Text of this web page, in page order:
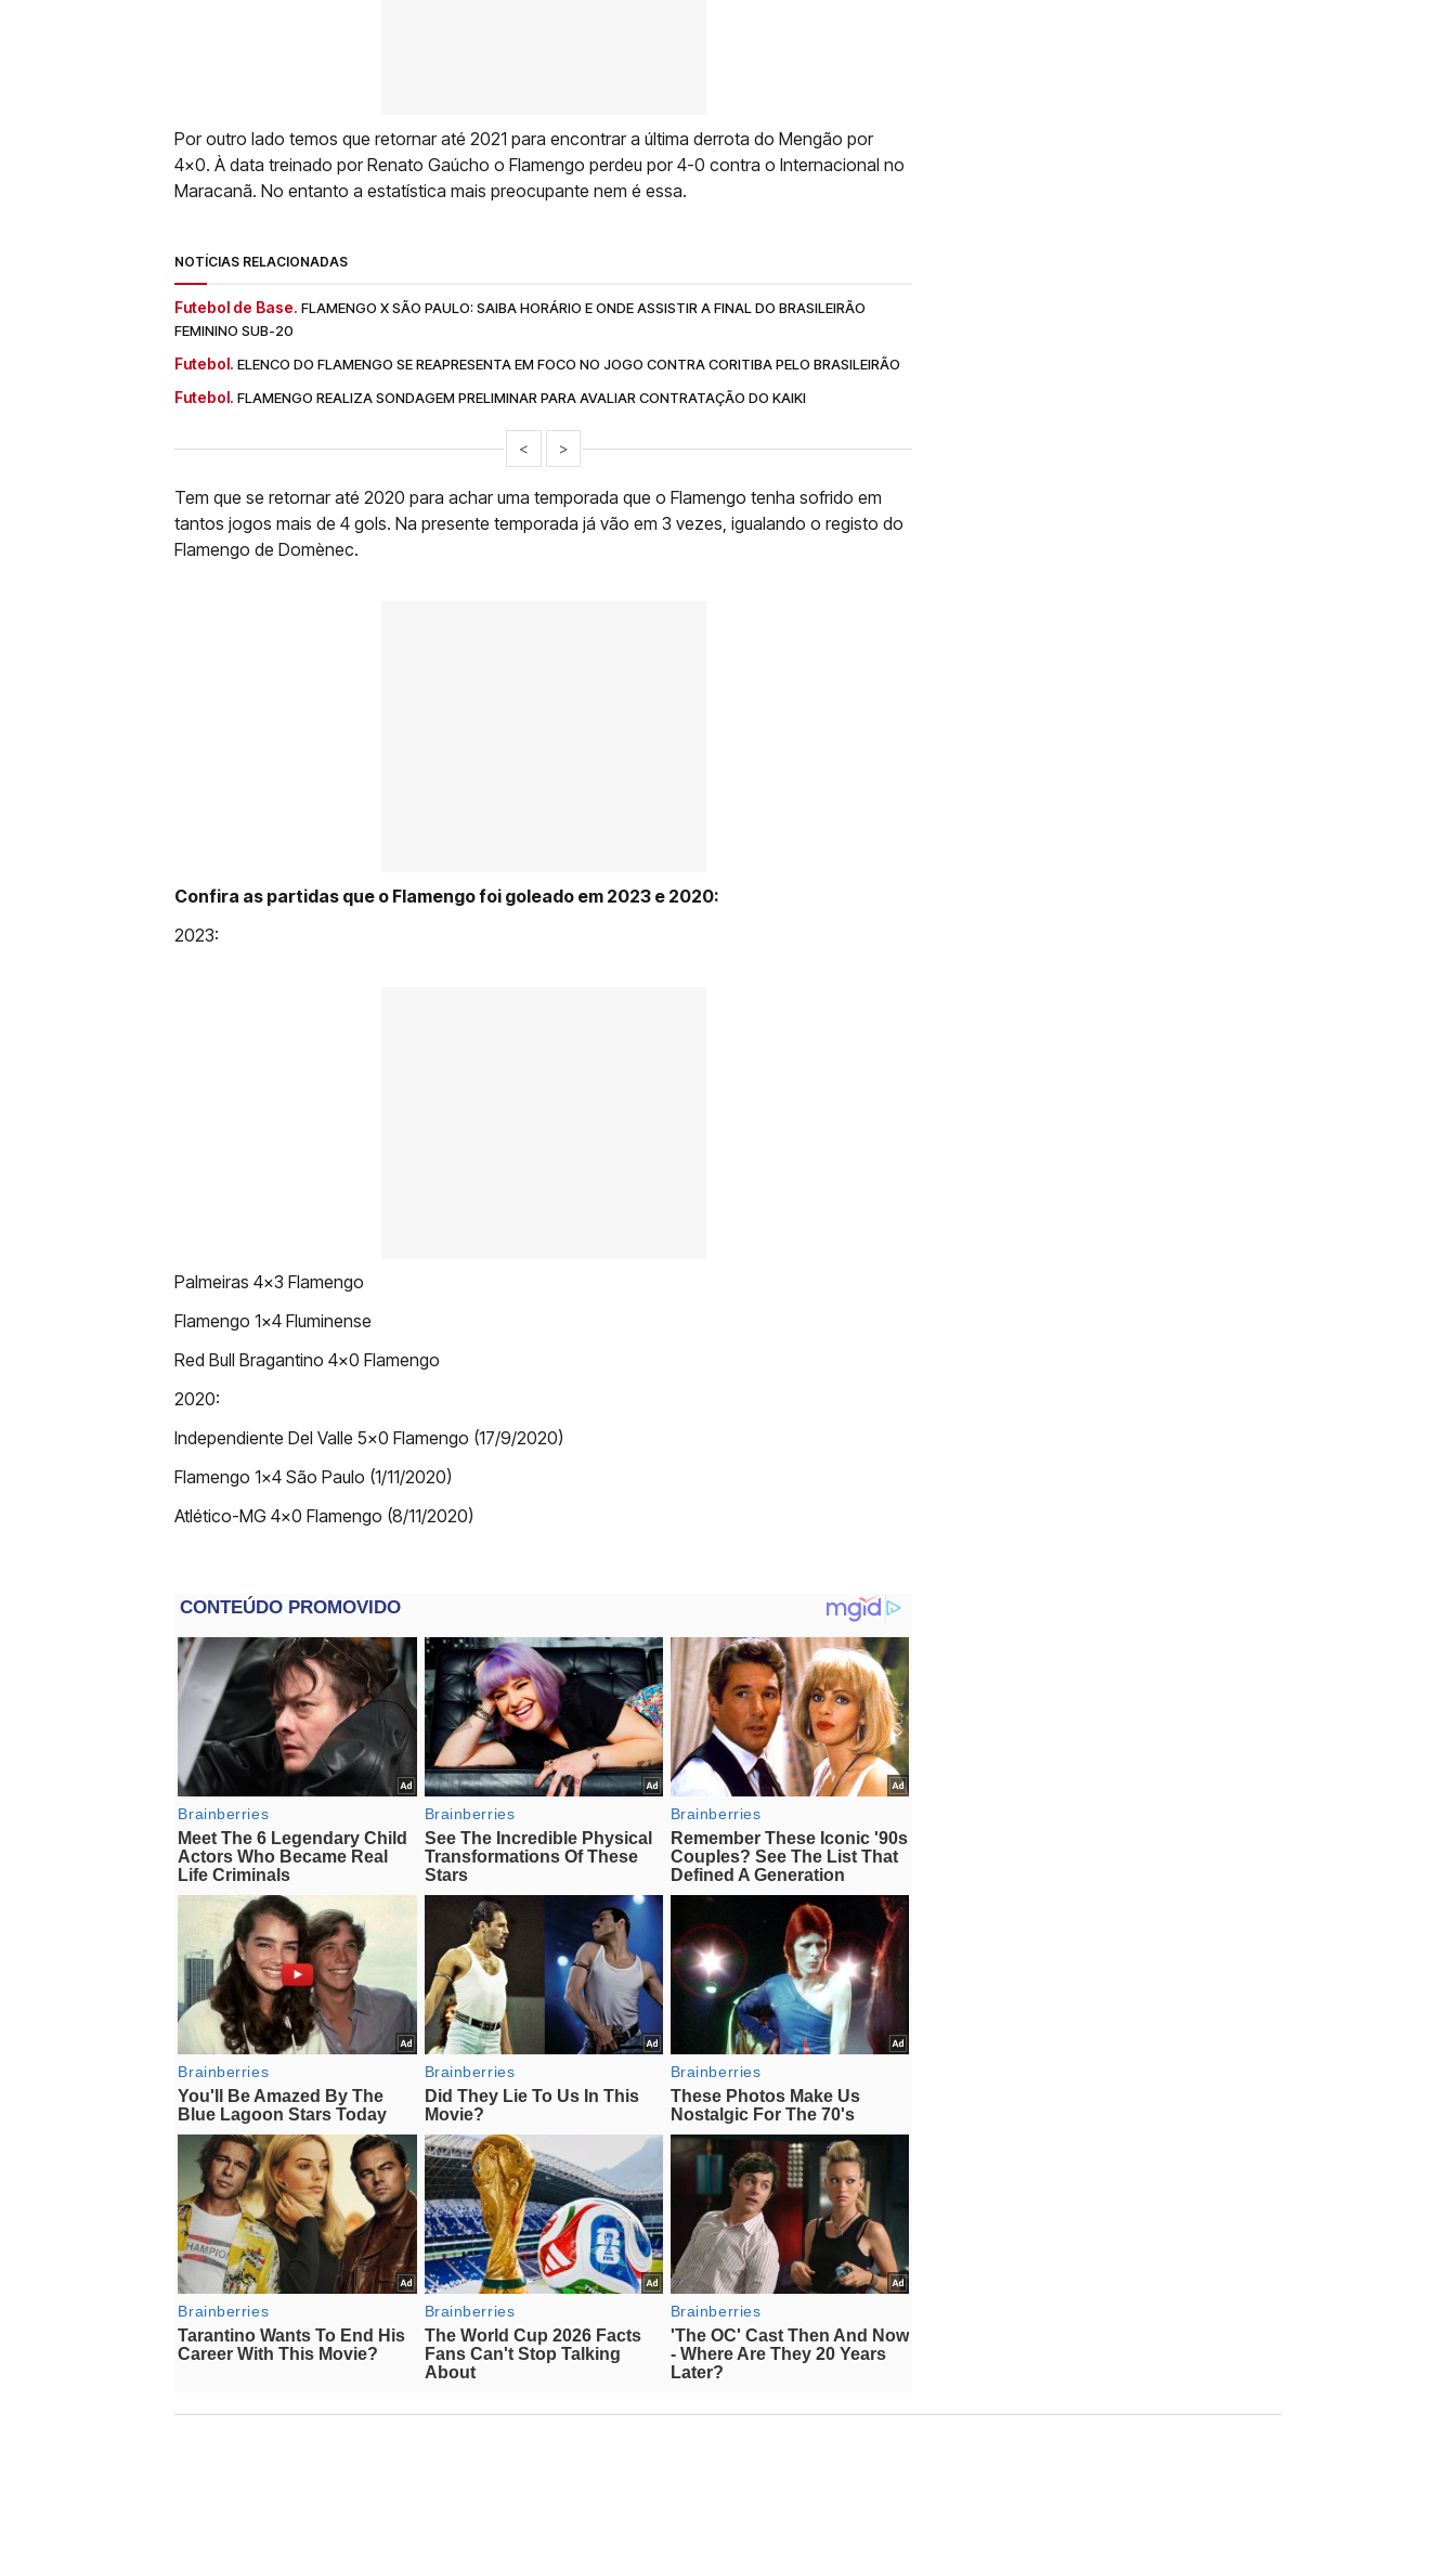
Por outro lado temos que retornar até 2021 para encontrar a última derrota do Mengão por
4x0. À data treinado por Renato Gaúcho o Flamengo perdeu por 4-0 contra o Internacional no
Maracanã. No entanto a estatística mais preocupante nem é essa.
NOTÍCIAS RELACIONADAS
Futebol de Base. FLAMENGO X SÃO PAULO: SAIBA HORÁRIO E ONDE ASSISTIR A FINAL DO BRASILEIRÃO
FEMININO SUB-20
Futebol. ELENCO DO FLAMENGO SE REAPRESENTA EM FOCO NO JOGO CONTRA CORITIBA PELO BRASILEIRÃO
Futebol. FLAMENGO REALIZA SONDAGEM PRELIMINAR PARA AVALIAR CONTRATAÇÃO DO KAIKI
< >
Tem que se retornar até 2020 para achar uma temporada que o Flamengo tenha sofrido em
tantos jogos mais de 4 gols. Na presente temporada já vão em 3 vezes, igualando o registo do
Flamengo de Domènec.
Confira as partidas que o Flamengo foi goleado em 2023 e 2020:
2023:
Palmeiras 4×3 Flamengo
Flamengo 1×4 Fluminense
Red Bull Bragantino 4×0 Flamengo
2020:
Independiente Del Valle 5×0 Flamengo (17/9/2020)
Flamengo 1×4 São Paulo (1/11/2020)
Atlético-MG 4×0 Flamengo (8/11/2020)